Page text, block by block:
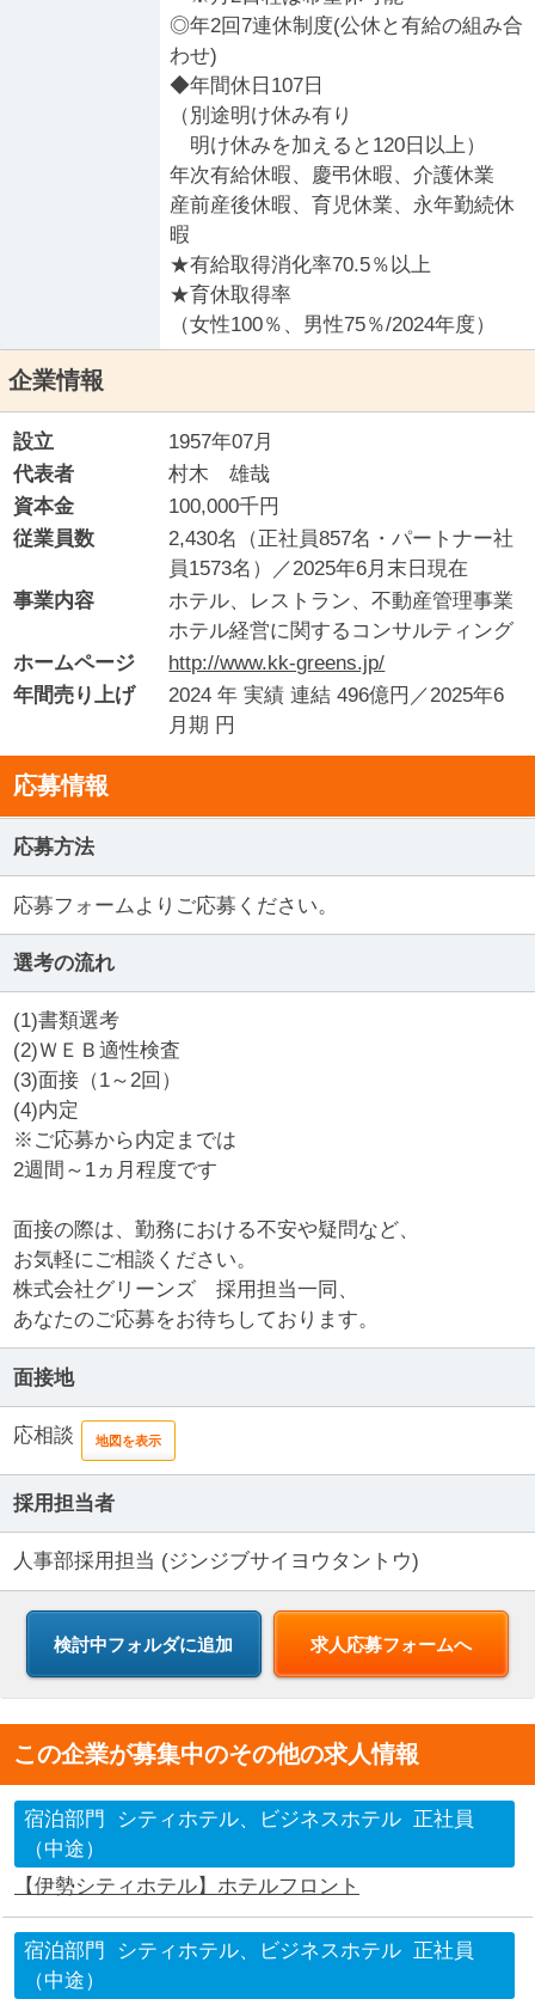
◎年2回7連休制度(公休と有給の組み合
わせ)
◆年間休日107日
（別途明け休み有り
明け休みを加えると120日以上）
年次有給休暇、慶弔休暇、介護休業
産前産後休暇、育児休業、永年勤続休
暇
★有給取得消化率70.5％以上
★育休取得率
（女性100％、男性75％/2024年度）
企業情報
設立
1957年07月
代表者
村木 雄哉
資本金
100,000千円
従業員数
2,430名（正社員857名・パートナー社
員1573名）／2025年6月末日現在
事業内容
ホテル、レストラン、不動産管理事業
ホテル経営に関するコンサルティング
ホームページ
http://www.kk-greens.jp/
年間売り上げ
2024 年 実績 連結 496億円／2025年6
月期 円
応募情報
応募方法
応募フォームよりご応募ください。
選考の流れ
(1)書類選考
(2)ＷＥＢ適性検査
(3)面接（1～2回）
(4)内定
※ご応募から内定までは
2週間～1ヵ月程度です
面接の際は、勤務における不安や疑問など、
お気軽にご相談ください。
株式会社グリーンズ 採用担当一同、
あなたのご応募をお待ちしております。
面接地
応相談 地図を表示
採用担当者
人事部採用担当 (ジンジブサイヨウタントウ)
求人応募フォームへ
この企業が募集中のその他の求人情報
宿泊部門 シティホテル、ビジネスホテル
正社員
（中途）
【伊勢シティホテル】ホテルフロント
宿泊部門 シティホテル、ビジネスホテル
正社員
（中途）